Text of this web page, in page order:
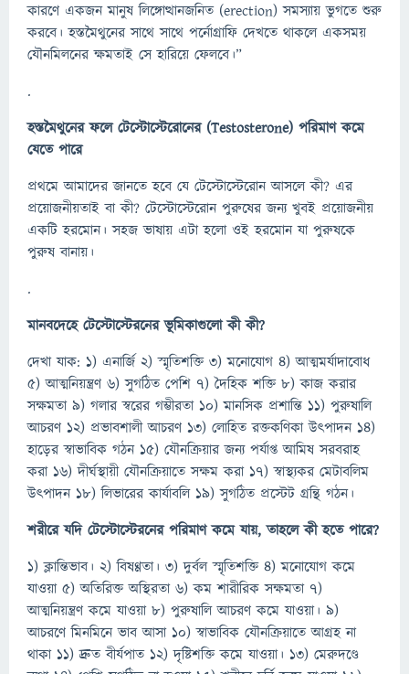
কারণে একজন মানুষ লিঙ্গোত্থানজনিত (erection) সমস্যায় ভুগতে শুরু
করবে। হস্তমৈথুনের সাথে সাথে পর্নোগ্রাফি দেখতে থাকলে একসময়
যৌনমিলনের ক্ষমতাই সে হারিয়ে ফেলবে।”
.
হস্তমৈথুনের ফলে টেস্টোস্টেরোনের (Testosterone) পরিমাণ কমে
যেতে পারে
প্রথমে আমাদের জানতে হবে যে টেস্টোস্টেরোন আসলে কী? এর
প্রয়োজনীয়তাই বা কী? টেস্টোস্টেরোন পুরুষের জন্য খুবই প্রয়োজনীয়
একটি হরমোন। সহজ ভাষায় এটা হলো ওই হরমোন যা পুরুষকে
পুরুষ বানায়।
.
মানবদেহে টেস্টোস্টেরনের ভূমিকাগুলো কী কী?
দেখা যাক: ১) এনার্জি ২) স্মৃতিশক্তি ৩) মনোযোগ ৪) আত্মমর্যাদাবোধ
৫) আত্মনিয়ন্ত্রণ ৬) সুগঠিত পেশি ৭) দৈহিক শক্তি ৮) কাজ করার
সক্ষমতা ৯) গলার স্বরের গম্ভীরতা ১০) মানসিক প্রশান্তি ১১) পুরুষালি
আচরণ ১২) প্রভাবশালী আচরণ ১৩) লোহিত রক্তকণিকা উৎপাদন ১৪)
হাড়ের স্বাভাবিক গঠন ১৫) যৌনক্রিয়ার জন্য পর্যাপ্ত আমিষ সরবরাহ
করা ১৬) দীর্ঘস্থায়ী যৌনক্রিয়াতে সক্ষম করা ১৭) স্বাস্থ্যকর মেটাবলিম
উৎপাদন ১৮) লিভারের কার্যাবলি ১৯) সুগঠিত প্রস্টেট গ্রন্থি গঠন।
শরীরে যদি টেস্টোস্টেরনের পরিমাণ কমে যায়, তাহলে কী হতে পারে?
১) ক্লান্তিভাব। ২) বিষণ্ণতা। ৩) দুর্বল স্মৃতিশক্তি ৪) মনোযোগ কমে
যাওয়া ৫) অতিরিক্ত অস্থিরতা ৬) কম শারীরিক সক্ষমতা ৭)
আত্মনিয়ন্ত্রণ কমে যাওয়া ৮) পুরুষালি আচরণ কমে যাওয়া। ৯)
আচরণে মিনমিনে ভাব আসা ১০) স্বাভাবিক যৌনক্রিয়াতে আগ্রহ না
থাকা ১১) দ্রুত বীর্যপাত ১২) দৃষ্টিশক্তি কমে যাওয়া। ১৩) মেরুদণ্ডে